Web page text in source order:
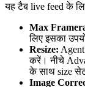
यह टैब live feed के
Max
लिए इसका
Resize:
करें। नीचे
के साथ size
Image